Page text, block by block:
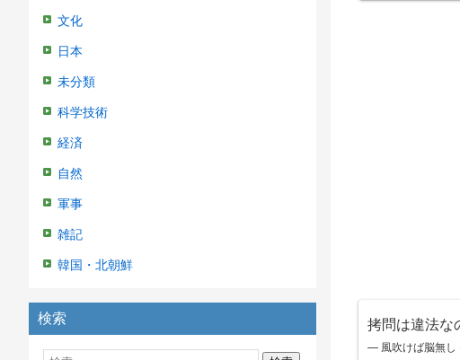
文化
日本
未分類
科学技術
経済
自然
軍事
雑記
韓国・北朝鮮
検索 拷問は違法な
— 風吹けば脳無し